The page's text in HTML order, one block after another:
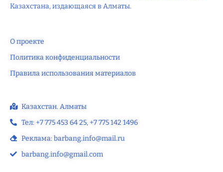
Казахстана, издающаяся в Алматы.
О проекте
Политика конфиденциальности
Правила использования материалов
Казахстан. Алматы
Тел: +7 775 453 64 25‬, +7 775 142 1496‬
Реклама: barbang.info@mail.ru
barbang.info@gmail.com